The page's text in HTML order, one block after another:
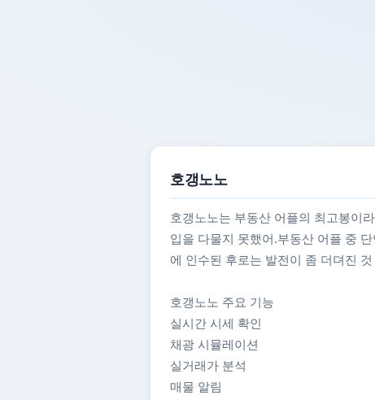
호갱노노
호갱노노는 부동산 어플의 최고봉이
입을 다물지 못했어.부동산 어플 중
에 인수된 후로는 발전이 좀 더뎌진
호갱노노 주요 기능
실시간 시세 확인
채광 시뮬레이션
실거래가 분석
매물 알림